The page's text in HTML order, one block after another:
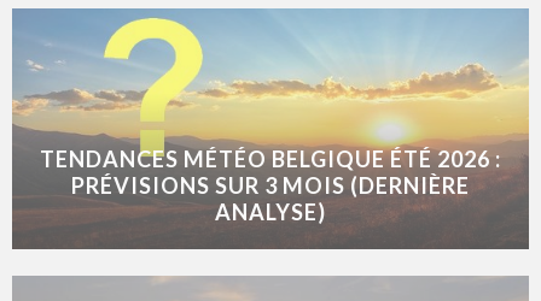
TENDANCES MÉTÉO BELGIQUE ÉTÉ 2026 :
PRÉVISIONS SUR 3 MOIS (DERNIÈRE
ANALYSE)